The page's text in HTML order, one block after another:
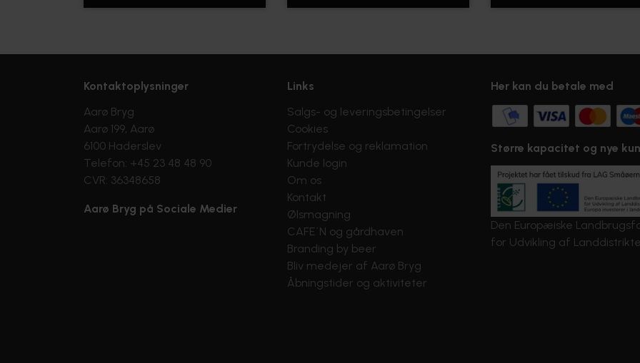
Kontaktoplysninger
Aarø Bryg
Aarø 199, Aarø
6100 Haderslev
Telefon: +45 23 48 48 90
CVR: 36348658
Aarø Bryg på Sociale Medier
Links
Salgs- og leveringsbetingelser
Cookies
Fortrydelse og reklamation
Kunde login
Om os
Kontakt
Ølsmagning
CAFE´N og gårdhaven
Branding by beer
Bliv medejer af Aarø Bryg
Åbningstider og aktiviteter
Her kan du betale med
Større kapacitet og nye
Den Europæiske
for Udvikling af